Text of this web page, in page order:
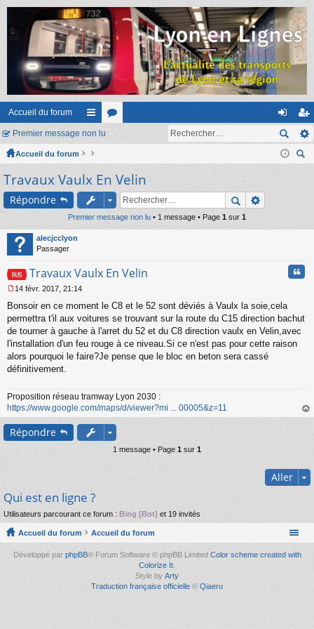
Accueil du forum
ac
co
ur
ci
s
m
on
ne
ns
cri
Premier message non lu
Accueil du forum
Travaux Vaulx En Velin
Répondre
Premier message non lu • 1 message • Page 1 sur 1
alecjcclyon
Passager
Travaux Vaulx En Velin
e
s
s
g
e
n
l
u
14 févr. 2017, 21:14
Bonsoir en ce moment le C8 et le 52 sont déviés à Vaulx la soie,cela
permettra t'il aux voitures se trouvant sur la route du C15 direction bachut
de tourner à gauche à l'arret du 52 et du C8 direction vaulx en Velin,avec
l'installation d'un feu rouge à ce niveau.Si ce n'est pas pour cette raison
alors pourquoi le faire?Je pense que le bloc en beton sera cassé
définitivement.
Proposition réseau tramway Lyon 2030 :
https://www.google.com/maps/d/viewer?mi ... 00005&z=11
au
Répondre
1 message • Page 1 sur 1
Aller
Qui est en ligne ?
Utilisateurs parcourant ce forum : Bing [Bot] et 19 invités
Accueil du forum Accueil du forum
Développé par phpBB® Forum Software © phpBB Limited Color scheme created with
Colorize It
Style by Arty
Traduction française officielle © Qiaeru